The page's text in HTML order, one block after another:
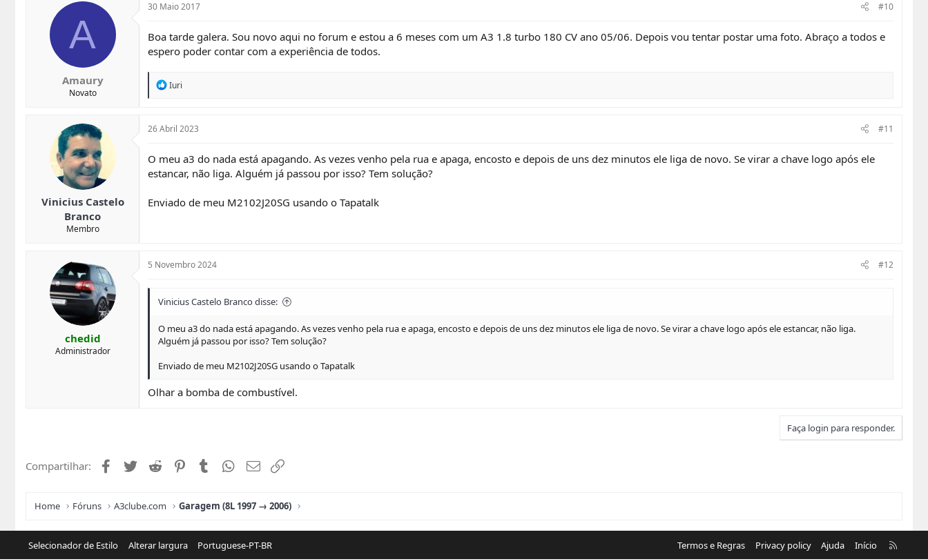
A
Amaury
Novato
30 Maio 2017 #10
Boa tarde galera. Sou novo aqui no forum e estou a 6 meses com um A3 1.8 turbo 180 CV ano 05/06. Depois vou tentar postar uma foto. Abraço a todos e
espero poder contar com a experiência de todos.
R
t
n
s
Iuri
Vinicius Castelo
Branco
Membro
26 Abril 2023 #11
O meu a3 do nada está apagando. As vezes venho pela rua e apaga, encosto e depois de uns dez minutos ele liga de novo. Se virar a chave logo após ele
estancar, não liga. Alguém já passou por isso? Tem solução?
Enviado de meu M2102J20SG usando o Tapatalk
chedid
Administrador
5 Novembro 2024 #12
Vinicius Castelo Branco disse:
O meu a3 do nada está apagando. As vezes venho pela rua e apaga, encosto e depois de uns dez minutos ele liga de novo. Se virar a chave logo após ele estancar, não liga.
Alguém já passou por isso? Tem solução?
Enviado de meu M2102J20SG usando o Tapatalk
Olhar a bomba de combustível.
Faça login para responder.
Compartilhar: Facebook
Twitter Reddit PinterestTumblr WhatsApp
Email
Home Fóruns A3clube.com Garagem (8L 1997 → 2006)
Selecionador de Estilo Alterar largura Portuguese-PT-BR Termos e Regras Privacy policy Ajuda Início
R